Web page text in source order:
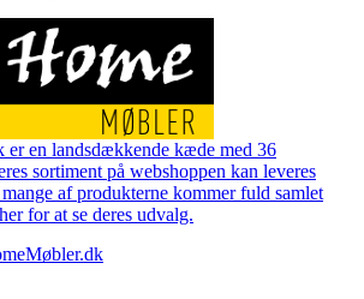
en landsdækkende kæde med 36
sortiment på webshoppen kan leveres
af produkterne kommer fuld samlet
for at se deres udvalg.